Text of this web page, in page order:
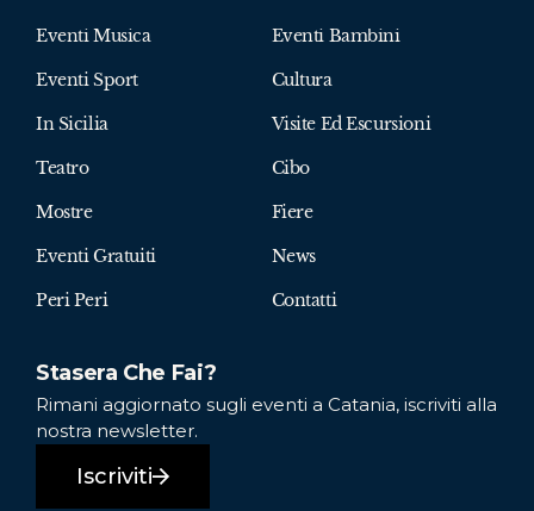
Eventi Musica Eventi Bambini
Eventi Sport Cultura
In Sicilia Visite Ed Escursioni
Teatro Cibo
Mostre Fiere
Eventi Gratuiti News
Peri Peri Contatti
Stasera Che Fai?
Rimani aggiornato sugli eventi a Catania, iscriviti alla
nostra newsletter.
Iscriviti